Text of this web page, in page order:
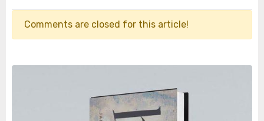
Comments are closed for this article!